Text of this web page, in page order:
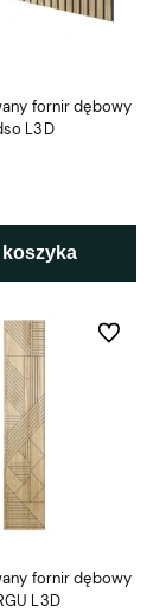
fornir dębowy
L3D
koszyka
fornir dębowy
L3D
Do